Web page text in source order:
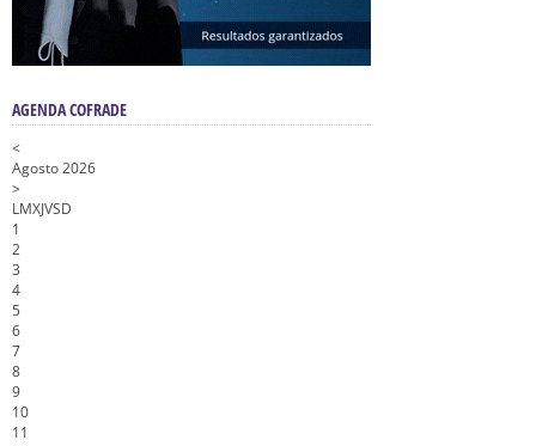
AGENDA COFRADE
<
Agosto 2026
>
LMXJVSD
1
2
3
4
5
6
7
8
9
10
11